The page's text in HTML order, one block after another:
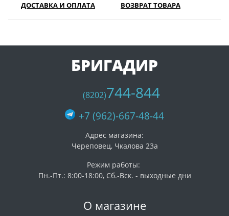
ДОСТАВКА И ОПЛАТА ВОЗВРАТ ТОВАРА
О магазине
БРИГАДИР
(8202)744-844
+7 (962)-667-48-44
Адрес магазина:
Череповец, Чкалова 23а
Режим работы:
Пн.-Пт.: 8:00-18:00, Сб.-Вск. - выходные дни